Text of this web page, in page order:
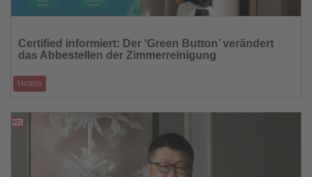
die
Nachrichten
Certified informiert: Der ‘Green Button’ verändert
das Abbestellen der Zimmerreinigung
Hotels
Effizienz, Nachhaltigke